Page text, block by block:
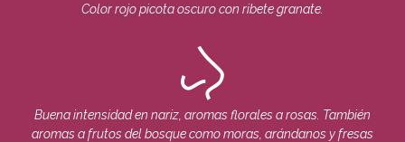
Color rojo picota oscuro con ribete granate.
Buena intensidad en nariz, aromas florales a rosas. También
aromas a frutos del bosque como moras, arándanos y fresas